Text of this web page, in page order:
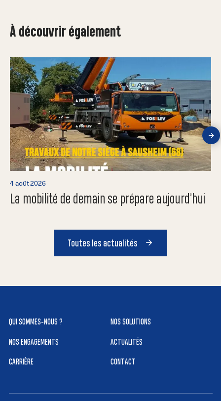
À découvrir également
4 août 2026
La mobilité de demain se prépare aujourd’hui
Toutes les actualités
QUI SOMMES-NOUS ? NOS SOLUTIONS
NOS ENGAGEMENTS ACTUALITÉS
CARRIÈRE CONTACT